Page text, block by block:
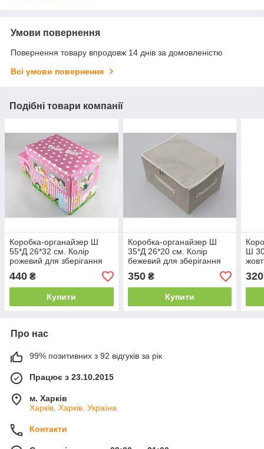
Умови повернення
Повернення товару впродовж 14 днів за домовленістю
Всі умови повернення
Подібні товари компанії
Коробка-органайзер Ш
55*Д 26*32 см. Колір
рожевий для зберігання
одягу, взуття чи невеликих
предметів
440 ₴
Купити
Коробка-органайзер Ш
35*Д 26*20 см. Колір
бежевий для зберігання
одягу, взуття чи невеликих
предметів
350₴
Купити
Ш
320
Про нас
99% позитивних з 92 відгуків за рік
Працює з 23.10.2015
м. Харків
Харків, Харків, Україна
Контакти